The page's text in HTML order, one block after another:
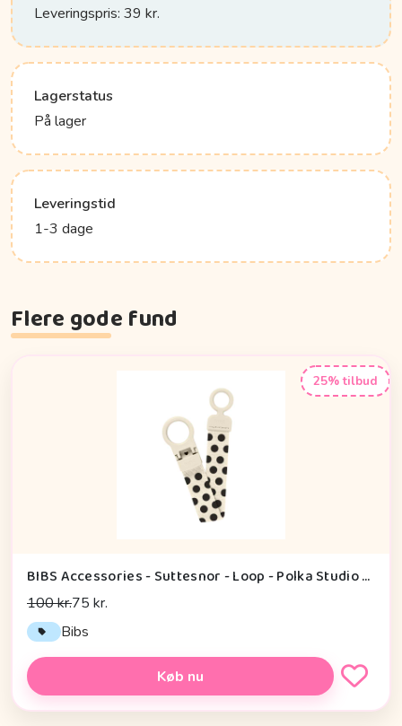
Leveringspris: 39 kr.
Lagerstatus
På lager
Leveringstid
1-3 dage
Flere gode fund
25% tilbud
BIBS Accessories - Suttesnor - Loop - Polka Studio - Ivory/Black
100 kr.75 kr.
Bibs
Køb nu